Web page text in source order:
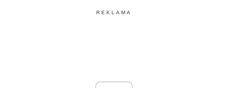
REKLAMA